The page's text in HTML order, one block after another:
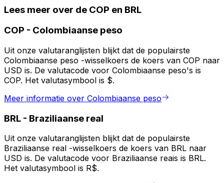
Lees meer over de COP en BRL
COP - Colombiaanse peso
Uit onze valutaranglijsten blijkt dat de populairste
Colombiaanse peso -wisselkoers de koers van COP naar
USD is. De valutacode voor Colombiaanse peso's is
COP. Het valutasymbool is $.
Meer informatie over Colombiaanse peso
BRL - Braziliaanse real
Uit onze valutaranglijsten blijkt dat de populairste
Braziliaanse real -wisselkoers de koers van BRL naar
USD is. De valutacode voor Braziliaanse reais is BRL.
Het valutasymbool is R$.